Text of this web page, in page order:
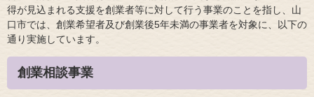
得が見込まれる支援を創業者等に対して行う事業のことを指し、山
口市では、創業希望者及び創業後5年未満の事業者を対象に、以下の
通り実施しています。​
創業相談事業